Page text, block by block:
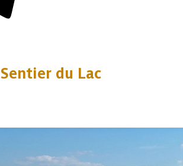
Sentier du Lac